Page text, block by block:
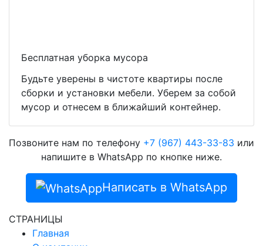
Бесплатная уборка мусора
Будьте уверены в чистоте квартиры после
сборки и установки мебели. Уберем за собой
мусор и отнесем в ближайший контейнер.
Позвоните нам по телефону +7 (967) 443-33-83 или
напишите в WhatsApp по кнопке ниже.
Написать в WhatsApp
СТРАНИЦЫ
Главная